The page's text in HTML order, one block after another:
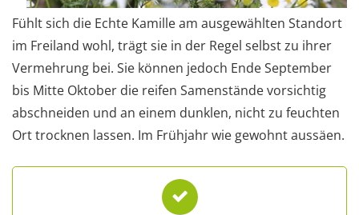
Fühlt sich die Echte Kamille am ausgewählten Standort
im Freiland wohl, trägt sie in der Regel selbst zu ihrer
Vermehrung bei. Sie können jedoch Ende September
bis Mitte Oktober die reifen Samenstände vorsichtig
abschneiden und an einem dunklen, nicht zu feuchten
Ort trocknen lassen. Im Frühjahr wie gewohnt aussäen.